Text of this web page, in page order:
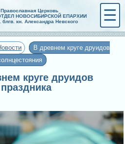
Церковь
НОВОСИБИРСКОЙ ЕПАРХИИ
кн. Александра Невского
☰
В древнем круге друидов
круге друидов